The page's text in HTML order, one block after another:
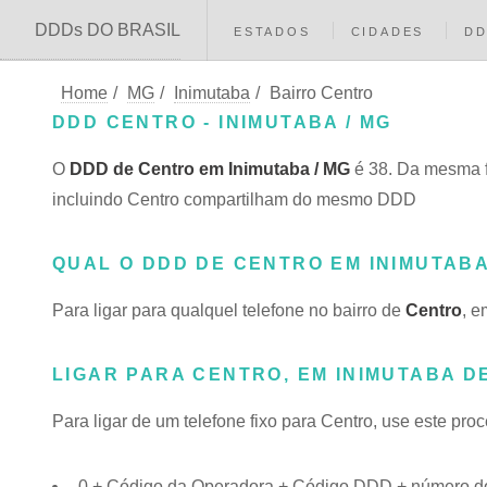
DDDs DO BRASIL ESTADOS CIDADES
Home / MG / Inimutaba /
Bairro Centro
DDD CENTRO - INIMUTABA / MG
O DDD de Centro em Inimutaba / MG é 38. Da
incluindo Centro compartilham do mesmo DDD
QUAL O DDD DE CENTRO EM
Para ligar para qualquel telefone no bairro de Centro,
LIGAR PARA CENTRO, EM INIMUTABA
Para ligar de um telefone fixo para Centro, use este